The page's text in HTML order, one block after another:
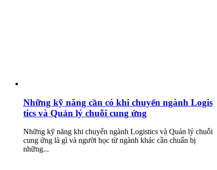
Những kỹ năng cần có khi chuyển ngành Logis
tics và Quản lý chuỗi cung ứng
Những kỹ năng khi chuyển ngành Logistics và Quản lý chuỗi
cung ứng là gì và người học từ ngành khác cần chuẩn bị
những...